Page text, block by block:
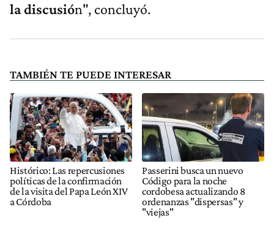
la discusión", concluyó.
TAMBIÉN TE PUEDE INTERESAR
Histórico: Las repercusiones
políticas de la confirmación
de la visita del Papa León XIV
a Córdoba
Passerini busca un nuevo
Código para la noche
cordobesa actualizando 8
ordenanzas "dispersas" y
"viejas"